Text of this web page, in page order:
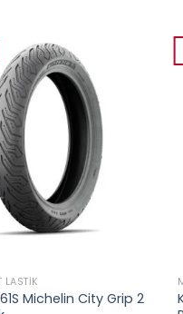
LASTIK
Michelin City Grip 2